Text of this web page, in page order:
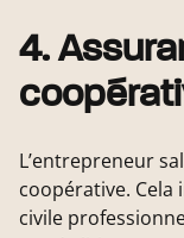
4.
L’entrepreneur
coopérative.
civile